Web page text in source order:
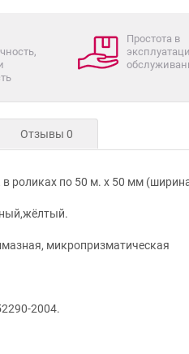
Простота в
Отзывы 0
в роликах по 50 м. х 50 мм
микропризматическая
2004.